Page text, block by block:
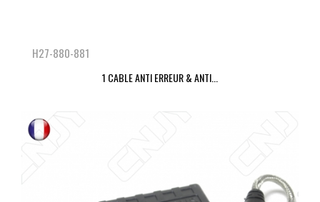
H27-880-881
1 CABLE ANTI ERREUR & ANTI...